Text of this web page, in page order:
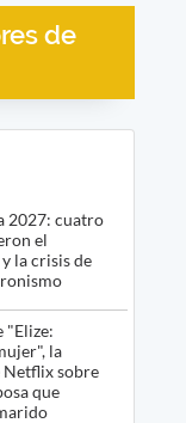
de
2027: cuatro
el
la crisis de
"Elize:
la
Netflix sobre
que